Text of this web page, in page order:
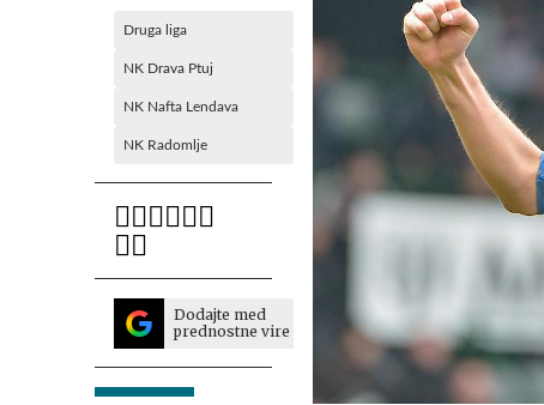
Druga liga
NK Drava Ptuj
NK Nafta Lendava
NK Radomlje
Dodajte med
prednostne vire